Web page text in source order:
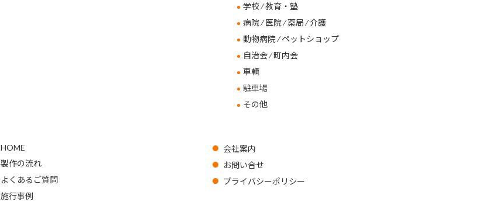
学校 ⁄ 教育・塾
病院 ⁄ 医院 ⁄ 薬局 ⁄ 介護
動物病院 ⁄ ペットショップ
自治会 ⁄ 町内会
車輌
駐車場
その他
HOME
製作の流れ
よくあるご質問
施行事例
会社案内
お問い合せ
プライバシーポリシー